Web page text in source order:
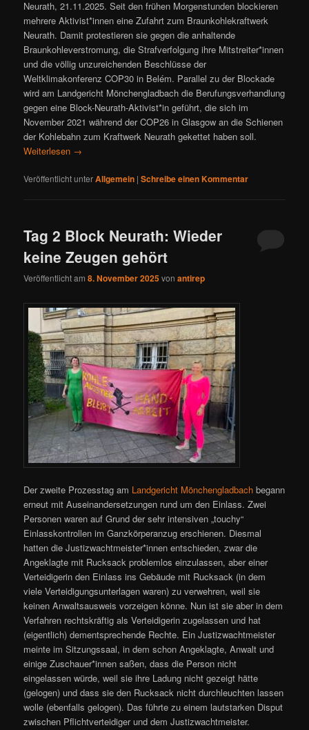
Neurath, 21.11.2025. Seit den frühen Morgenstunden blockieren
mehrere Aktivist*innen eine Zufahrt zum Braunkohlekraftwerk
Neurath. Damit protestieren sie gegen die anhaltende
Braunkohleverstromung, die Strafverfolgung ihre Mitstreiter*innen
und die völlig unzureichenden Beschlüsse der
Weltklimakonferenz COP30 in Belém. Parallel zu der Blockade
wird am Landgericht Mönchengladbach die Berufungsverhandlung
gegen eine Block-Neurath-Aktivist*in geführt, die sich im
November 2021 während der COP26 in Glasgow an die Schienen
der Kohlebahn zum Kraftwerk Neurath gekettet haben soll.
Weiterlesen →
Veröffentlicht unterAllgemein |Schreibe einen Kommentar
Tag 2 Block Neurath: Wieder
keine Zeugen gehört
Veröffentlicht am8. November 2025vonantirep
Der zweite Prozesstag am Landgericht Mönchengladbach begann
erneut mit Auseinandersetzungen rund um den Einlass. Zwei
Personen waren auf Grund der sehr intensiven „touchy“
Einlasskontrollen im Ganzkörperanzug erschienen. Diesmal
hatten die Justizwachtmeister*innen entschieden, zwar die
Angeklagte mit Rucksack problemlos einzulassen, aber einer
Verteidigerin den Einlass ins Gebäude mit Rucksack (in dem
viele Verteidigungsunterlagen waren) zu verwehren, weil sie
keinen Anwaltsausweis vorzeigen könne. Nun ist sie aber in dem
Verfahren rechtskräftig als Verteidigerin zugelassen und hat
(eigentlich) dementsprechende Rechte. Ein Justizwachtmeister
meinte im Sitzungssaal, in dem schon Angeklagte, Anwalt und
einige Zuschauer*innen saßen, dass die Person nicht
eingelassen würde, weil sie ihre Ladung nicht gezeigt hätte
(gelogen) und dass sie den Rucksack nicht durchleuchten lassen
wolle (ebenfalls gelogen). Das führte zu einem lautstarken Disput
zwischen Pflichtverteidiger und dem Justizwachtmeister.